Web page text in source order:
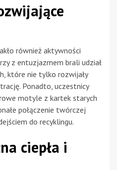
również aktywności
z entuzjazmem brali udział
które nie tylko rozwijały
Ponadto, uczestnicy
motyle z kartek starych
połączenie twórczej
do recyklingu.
ciepła i